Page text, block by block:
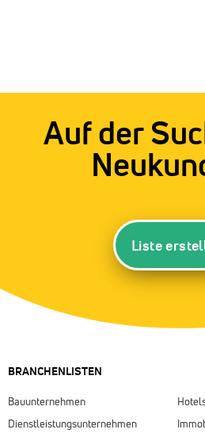
Auf der
Liste
BRANCHENLISTEN
Bauunternehmen
Dienstleistungsunternehmen